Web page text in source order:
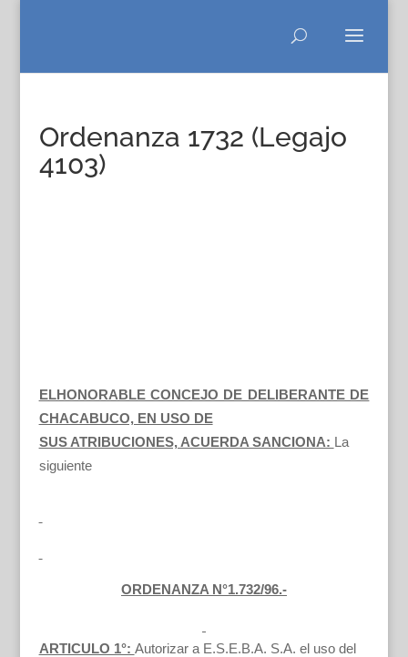
Ordenanza 1732 (Legajo
4103)
ELHONORABLE CONCEJO DE DELIBERANTE DE
CHACABUCO, EN USO DE
SUS ATRIBUCIONES, ACUERDA SANCIONA: La
siguiente
ORDENANZA N°1.732/96.-
ARTICULO 1°: Autorizar a E.S.E.B.A. S.A. el uso del